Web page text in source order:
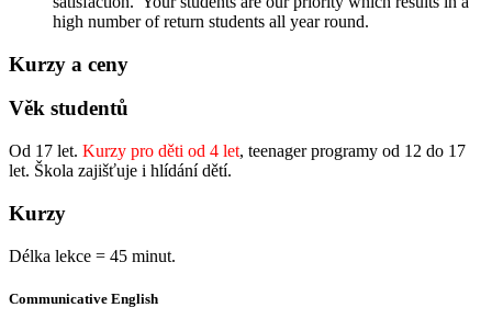
high number of return students all year round.
Kurzy a ceny
Věk studentů
Od 17 let. Kurzy pro děti od 4 let, teenager programy od 12 do 17
let. Škola zajišťuje i hlídání dětí.
Kurzy
Délka lekce = 45 minut.
Communicative English